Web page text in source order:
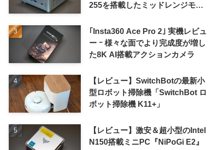
255を搭載したミッドレンジモデ
｢Insta360 Ace Pro 2｣ 実機レビュ
ー ｰ 様々な面でより完成度が増し
た8K AI搭載アクションカメラ
【レビュー】SwitchBotの最新小
型ロボット掃除機「SwitchBot ロ
ボット掃除機 K11+」
【レビュー】激安＆超小型のIntel
N150搭載ミニPC『NiPoGi E2』